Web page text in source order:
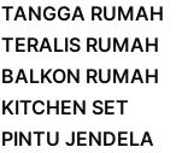
TANGGA RUMAH
TERALIS RUMAH
BALKON RUMAH
KITCHEN SET
PINTU JENDELA